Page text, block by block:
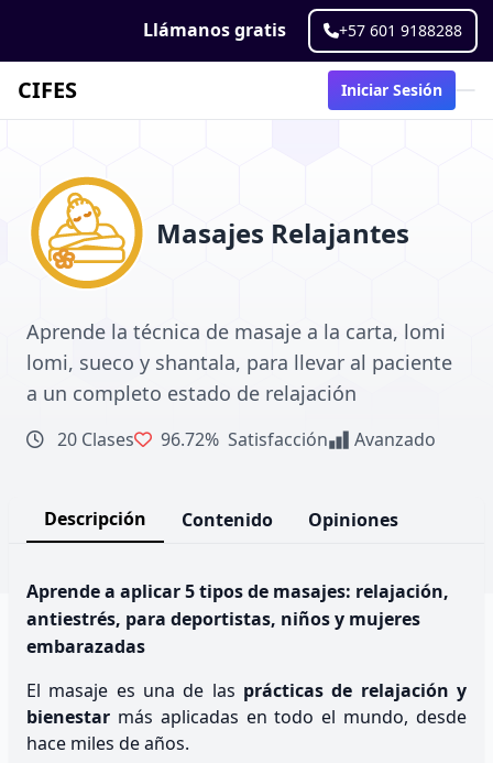
Llámanos gratis +57 601 9188288
CIFES Iniciar Sesión
Masajes Relajantes
Aprende la técnica de masaje a la carta, lomi
lomi, sueco y shantala, para llevar al paciente
a un completo estado de relajación
20 Clases 96.72% Satisfacción Avanzado
Descripción Contenido Opiniones
Aprende a aplicar 5 tipos de masajes: relajación,
antiestrés, para deportistas, niños y mujeres
embarazadas
El masaje es una de las prácticas de relajación y
bienestar más aplicadas en todo el mundo, desde
hace miles de años.